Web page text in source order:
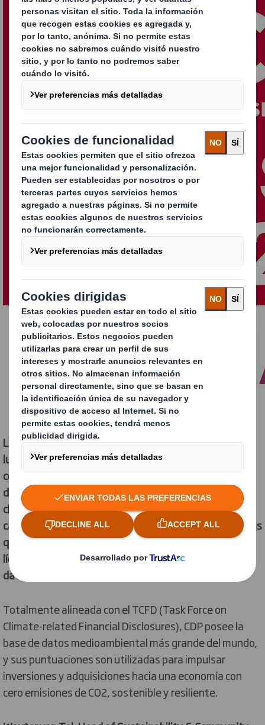
La organización de divulgación ambiental sin ánimo de
lucro solicita cada año información a miles de
compañías de todo el mundo para calificar su
desempeño y divulgación en materia de cambio
climático, deforestación y seguridad hídrica. Tras
calificar a más de 21.000 compañías, sólo 346, entre las
que se incluye DS Smith, han sido reconocidas como
líderes en la ‘Lista A’ de cambio climático por divulgar
datos ambientales procesables y de calidad.
Totalmente alineada con el TCFD (Task Force on
Climate-related Financial Disclosures), CDP posee la
base de datos medioambiental más grande del mundo,
y sus puntuaciones son utilizadas para impulsar
inversiones y adquisiciones hacia una economía con
cero emisiones de CO2, sostenible y resiliente.